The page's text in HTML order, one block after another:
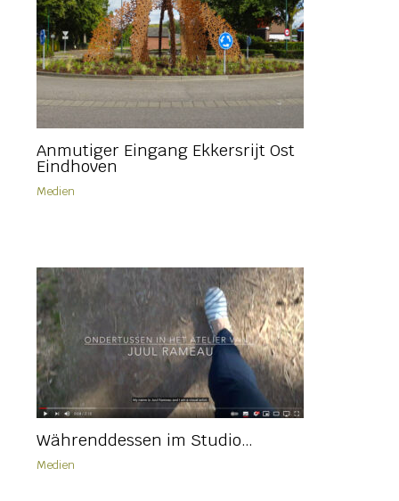
Anmutiger Eingang Ekkersrijt Ost
Eindhoven
Medien
Währenddessen im Studio…
Medien